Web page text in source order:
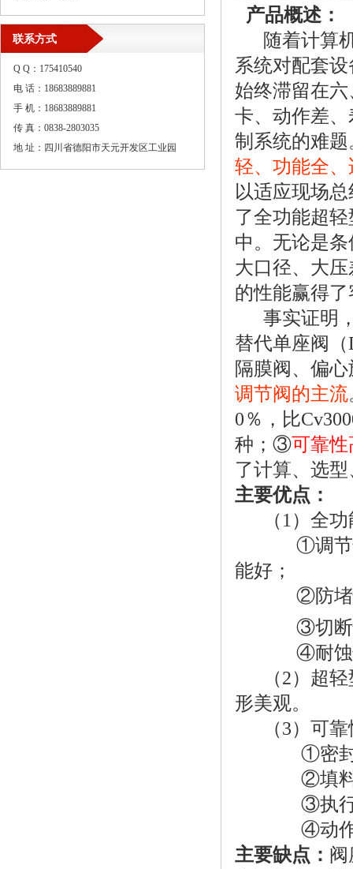
产品概述：
随着计算机
系统对配套
始终滞留在
卡、动作差
制系统的难
轻、功能全
以适应现场
了全功能超
中。无论是
大口径、大
的性能赢得
事实证明，
替代单座阀
隔膜阀、偏
调节阀的主流
0％，比
种；③可靠性
了计算、选
主要优点：
（1）全功
①调节性能
能好；
②防堵性
③切断性
④耐蚀性能
（2）超轻
形美观。
（3）可靠
①密封的
②填料寿
③执行机
④动作
主要缺点： 阀
联系方式
Q Q：175410540
电 话：18683889881
手 机：18683889881
传 真：0838-2803035
地 址：四川省德阳市天元开发区工业园